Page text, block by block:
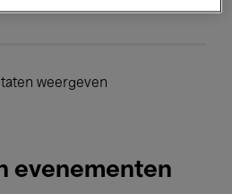
weergeven
evenementen